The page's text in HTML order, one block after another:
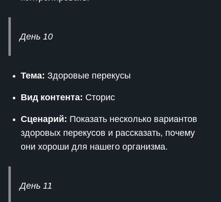
День 10
Тема: Здоровые перекусы
Вид контента: Сторис
Сценарий: Показать несколько вариантов
здоровых перекусов и рассказать, почему
они хороши для нашего организма.
День 11